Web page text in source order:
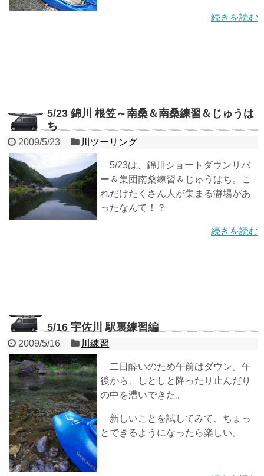
続きを読む
5/23 錦川 根笠～南桑＆南桑練習＆じゅうは
ち
2009/5/23 川ツーリング
5/23は、錦川ショートダウンリバ
ー＆集団南桑練習＆じゅうはち。こ
れだけたくさん人が集まる瀞場があ
ったなんて！？
続きを読む
5/16 宇佐川 駅裏練習編
2009/5/16 川練習
二日酔いのため午前はダウン。午
後から、しとしと降ったり止んだり
の中を漕いできた。
新しいことを試してみて、ちょっ
とできるようになったら楽しい。